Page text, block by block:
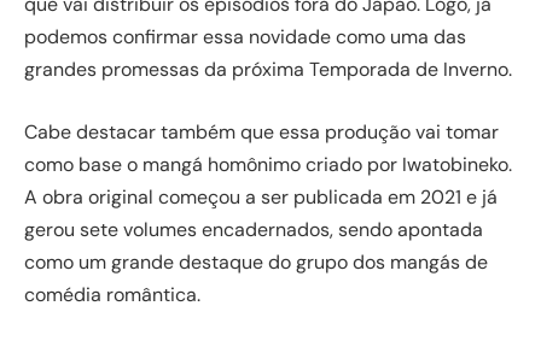
podemos confirmar essa novidade como uma das
grandes promessas da próxima Temporada de Inverno.
Cabe destacar também que essa produção vai tomar
como base o mangá homônimo criado por Iwatobineko.
A obra original começou a ser publicada em 2021 e já
gerou sete volumes encadernados, sendo apontada
como um grande destaque do grupo dos mangás de
comédia romântica.